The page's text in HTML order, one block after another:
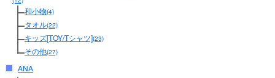
和小物(4)
タオル(22)
キッズ[TOY/Tシャツ](23)
その他(27)
ANA